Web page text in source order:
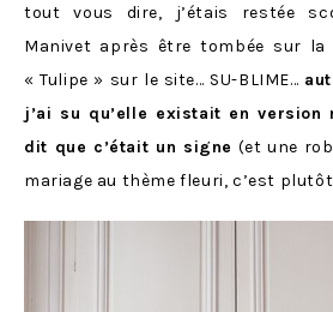
tout vous dire, j’étais restée
Manivet après être tombée sur la
« Tulipe » sur le site… SU-BLIME…
j’ai su qu’elle existait en
dit que c’était un signe (et une
mariage au thème fleuri, c’est